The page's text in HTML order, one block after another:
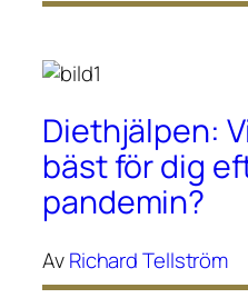
Diethjälpen:
bäst för dig
pandemin?
AvRichard Tellström